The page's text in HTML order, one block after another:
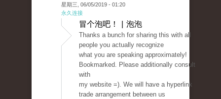
星期三, 06/05/2019 - 01:20
永久连接
冒个泡吧！ | 泡泡
Thanks a bunch for sharing this with all
people you actually recognize
what you are speaking approximately!
Bookmarked. Please additionally consult
with
my website =). We will have a hyperlink
trade arrangement between us